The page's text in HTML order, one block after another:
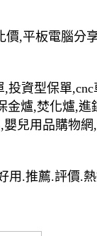
,平板電腦
資型保單
爐,焚化爐,
兒用品購物
用.推薦.評價.